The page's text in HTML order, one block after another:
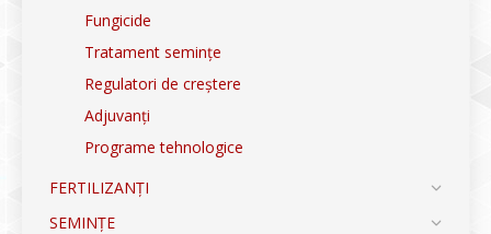
Fungicide
Tratament semințe
Regulatori de creștere
Adjuvanți
Programe tehnologice
FERTILIZANȚI
SEMINȚE